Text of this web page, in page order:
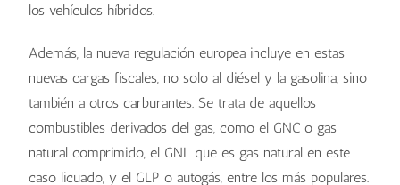
los vehículos híbridos.
Además, la nueva regulación europea incluye en estas
nuevas cargas fiscales, no solo al diésel y la gasolina, sino
también a otros carburantes. Se trata de aquellos
combustibles derivados del gas, como el GNC o gas
natural comprimido, el GNL que es gas natural en este
caso licuado, y el GLP o autogás, entre los más populares.